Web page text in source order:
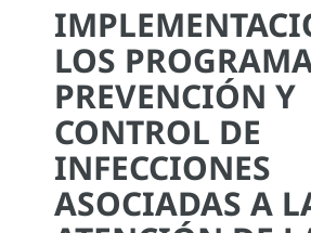
LOS
PREVENCIÓN Y
CONTROL DE
INFECCIONES
ASOCIADAS A